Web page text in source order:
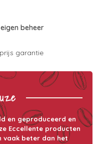
beheer
garantie
en geproduceerd en
Eccellente producten
vaak beter dan het